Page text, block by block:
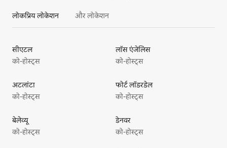
लोकप्रिय लोकेशन और लोकेशन
सीएटल
को-होस्ट्स
लॉस एंजेलिस
को-होस्ट्स
अटलांटा
को-होस्ट्स
फोर्ट लॉडरडेल
को-होस्ट्स
बेलेव्यू
को-होस्ट्स
डेनवर
को-होस्ट्स